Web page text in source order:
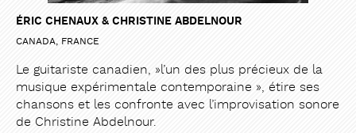
ÉRIC CHENAUX & CHRISTINE ABDELNOUR
CANADA, FRANCE
Le guitariste canadien, »l’un des plus précieux de la
musique expérimentale contemporaine », étire ses
chansons et les confronte avec l’improvisation sonore
de Christine Abdelnour.